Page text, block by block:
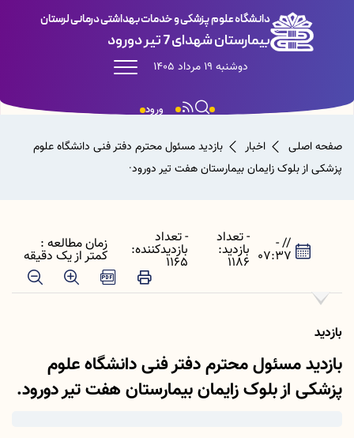
دانشگاه علوم پزشکی و خدمات بهداشتی درمانی لرستان
بیمارستان شهدای 7 تیر دورود
دوشنبه 19 مرداد 1405
ورود
صفحه اصلی اخبار
بازدید مسئول محترم دفتر فنی دانشگاه علوم
پزشکی از بلوک زایمان بیمارستان هفت تیر دورود·
// -
07:37
- تعداد
بازدید:
1186
- تعداد
بازدیدکننده:
1165
زمان مطالعه :
کمتر از یک دقیقه
بازدید
بازدید مسئول محترم دفتر فنی دانشگاه علوم
پزشکی از بلوک زایمان بیمارستان هفت تیر دورود.